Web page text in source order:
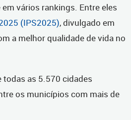
vários rankings. Entre eles
(IPS2025), divulgado em
a melhor qualidade de vida no
todas as 5.570 cidades
os municípios com mais de